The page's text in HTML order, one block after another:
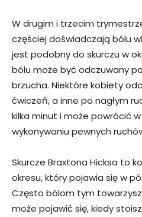
W drugim i trzecim
częściej doświadczają bólu
jest podobny do skurczu w
bólu może być odczuwany
brzucha. Niektóre kobiety
ćwiczeń, a inne po nagłym
kilka minut i może powrócić
wykonywaniu pewnych
Skurcze Braxtona Hicksa to
okresu, który pojawia się w
Często bólom tym
może pojawić się, kiedy